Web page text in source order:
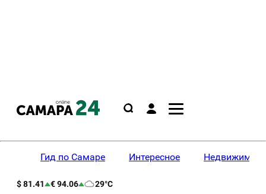
Гид по Самаре Интересное
$ 81.41 € 94.06 29°C